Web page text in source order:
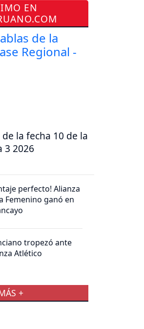
EN
la fecha 10 de la
3 2026
perfecto! Alianza
Femenino ganó en
tropezó ante
Atlético
+